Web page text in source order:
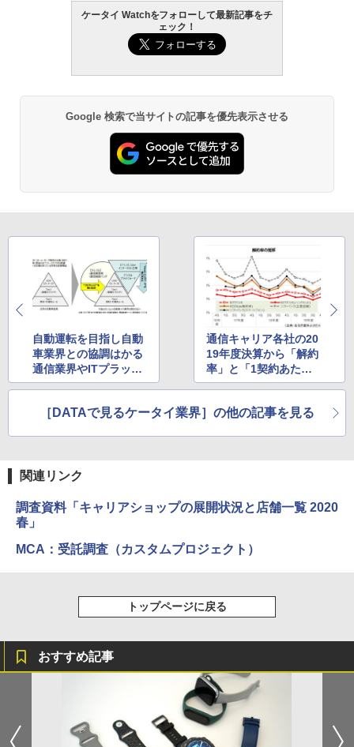
ケータイ Watchをフォローして最新記事をチ
ェック！
Google 検索で当サイトの記事を優先表示させる
自動運転を目指し自動
車業界との協調はかる
通信業界やITプラット
フォーマー
通信キャリア各社の20
19年度決算から「解約
率」と「1契約あたり
収入」を整理する
［DATAで見るケータイ業界］の他の記事を見る
関連リンク
調査資料「キャリアショップの展開状況と店舗一覧 2020
春」
MCA：受託調査（カスタムプロジェクト）
トップページに戻る
おすすめ記事